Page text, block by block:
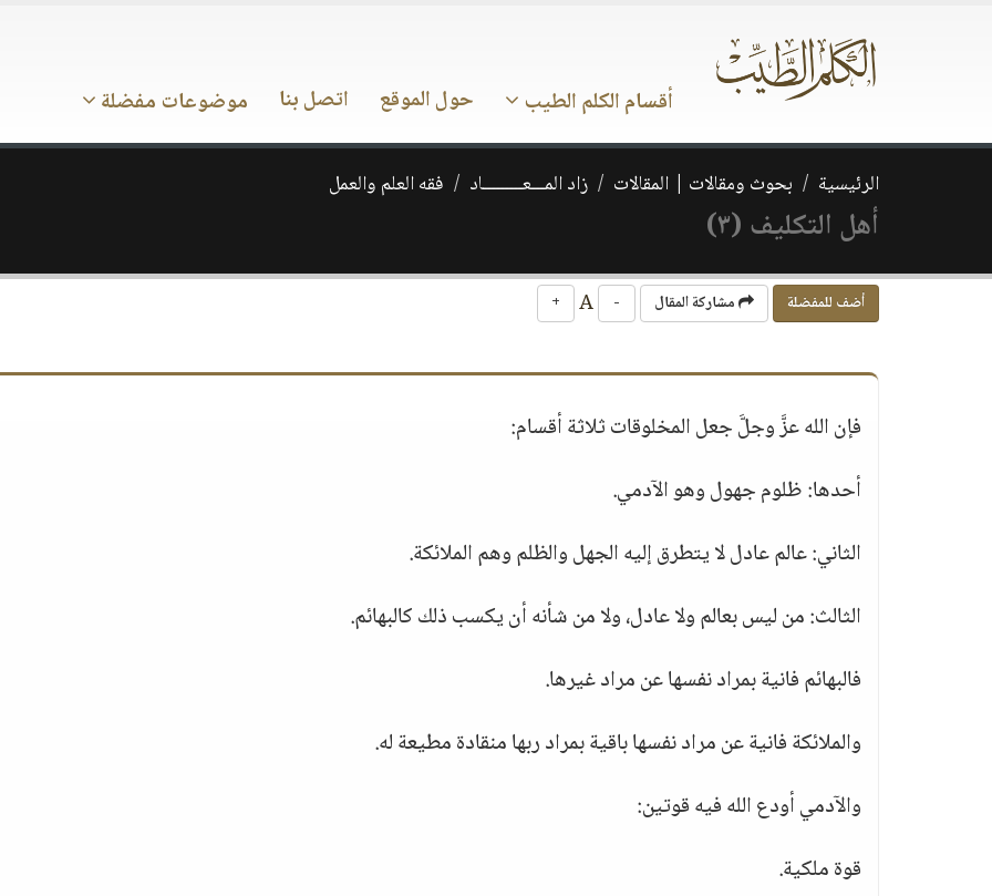
أقسام الكلم الطيب حول الموقع اتصل بنا موضوعات مفضلة
الرئيسية بحوث ومقالات | المقالات زاد المـــعـــــــــاد فقه العلم والعمل
أهل التكليف (٣)
أضف للمفضلة مشاركة المقال -
+
فإن الله عزَّ وجلَّ جعل المخلوقات ثلاثة أقسام:
أحدها: ظلوم جهول وهو الآدمي.
الثاني: عالم عادل لا يتطرق إليه الجهل والظلم وهم الملائكة.
الثالث: من ليس بعالم ولا عادل، ولا من شأنه أن يكسب ذلك كالبهائم.
فالبهائم فانية بمراد نفسها عن مراد غيرها.
والملائكة فانية عن مراد نفسها باقية بمراد ربها منقادة مطيعة له.
والآدمي أودع الله فيه قوتين:
قوة ملكية.